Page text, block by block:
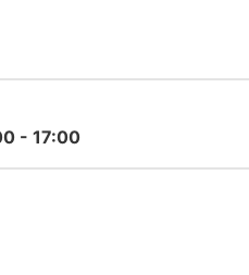
- 17:00